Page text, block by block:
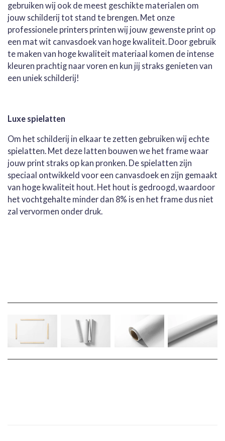
gebruiken wij ook de meest geschikte materialen om
jouw schilderij tot stand te brengen. Met onze
professionele printers printen wij jouw gewenste print op
een mat wit canvasdoek van hoge kwaliteit. Door gebruik
te maken van hoge kwaliteit materiaal komen de intense
kleuren prachtig naar voren en kun jij straks genieten van
een uniek schilderij!
Luxe spielatten
Om het schilderij in elkaar te zetten gebruiken wij echte
spielatten. Met deze latten bouwen we het frame waar
jouw print straks op kan pronken. De spielatten zijn
speciaal ontwikkeld voor een canvasdoek en zijn gemaakt
van hoge kwaliteit hout. Het hout is gedroogd, waardoor
het vochtgehalte minder dan 8% is en het frame dus niet
zal vervormen onder druk.